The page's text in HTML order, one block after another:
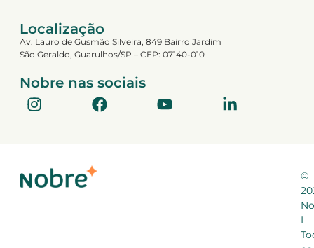
Localização
Av. Lauro de Gusmão Silveira, 849 Bairro Jardim
São Geraldo, Guarulhos/SP – CEP: 07140-010
Nobre nas sociais
©
I